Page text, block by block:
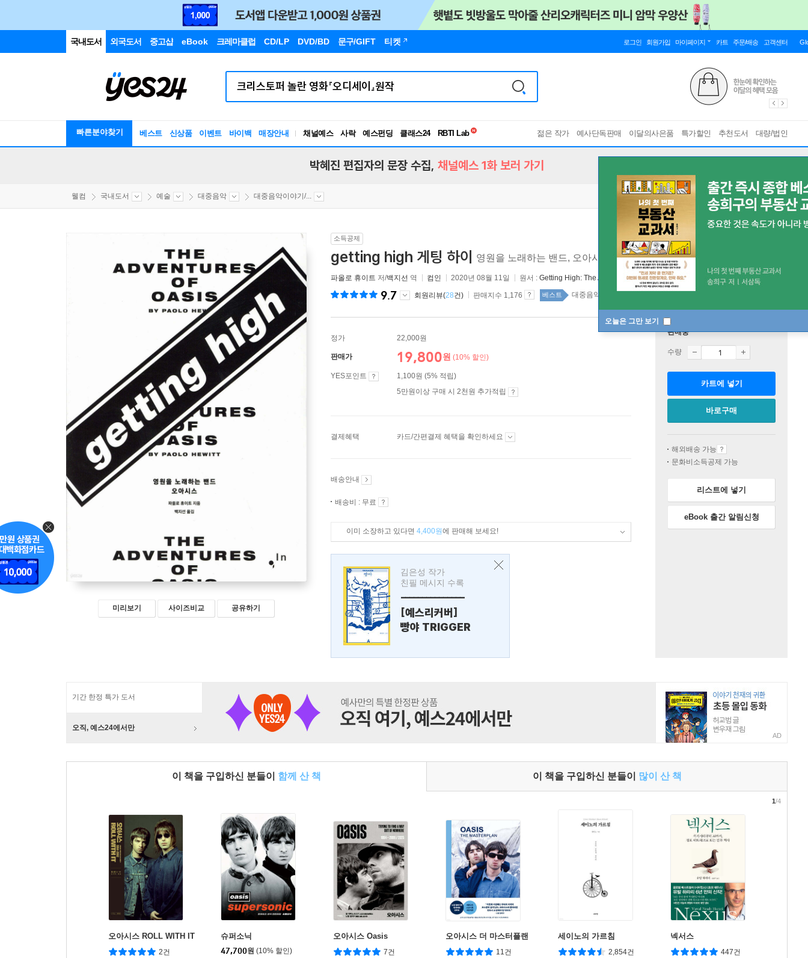
국내도서 외국도서 중고샵 eBook 크레마클럽 CD/LP DVD/BD 문구/GIFT 티켓 로그인 회원가입 마이페이지 카트 주문/배송 고객센터
빠른분야찾기 베스트 신상품 이벤트 바이백 매장안내 채널예스 사락 예스펀딩 클래스24
독서유형검사
젊은 작가 예사단독판매 이달의사은품 특가할인 추천도서 대량/법인
오늘은 그만 보기
박혜진 편집자의 문장 수집, 채널예스 1화 보러 가기
웰컴 국내도서 예술 대중음악 대중음악이야기/...
미리보기 사이즈비교 공유하기
소득공제
getting high 게팅 하이 영원을 노래하는 밴드, 오아시스
파올로 휴이트 저/백지선 역 컴인 2020년 08월 11일 원서 : Getting High: The Adventures of Oasis
9.7 회원리뷰(28건) 판매지수 1,176 베스트 대중음악 48위
정가 22,000원
판매가 19,800원 (10% 할인)
YES포인트
1,100원 (5% 적립)
5만원이상 구매 시 2천원 추가적립
결제혜택 카드/간편결제 혜택을 확인하세요
배송안내
배송비 : 무료
이미 소장하고 있다면 4,400원에 판매해 보세요!
김은성 작가
친필 메시지 수록
---------------
[예스리커버]
빵야 TRIGGER
판매중
수량
카트에 넣기
바로구매
해외배송 가능
문화비소득공제 가능
리스트에 넣기
eBook 출간 알림신청
기간 한정 특가 도서
오직, 예스24에서만
AD
이 책을 구입하신 분들이 함께 산 책 이 책을 구입하신 분들이 많이 산 책
오아시스 ROLL WITH IT
2건
슈퍼소닉
47,700원 (10% 할인)
오아시스 Oasis
7건
오아시스 더 마스터플랜
11건
세이노의 가르침
2,854건
넥서스
447건
1/4